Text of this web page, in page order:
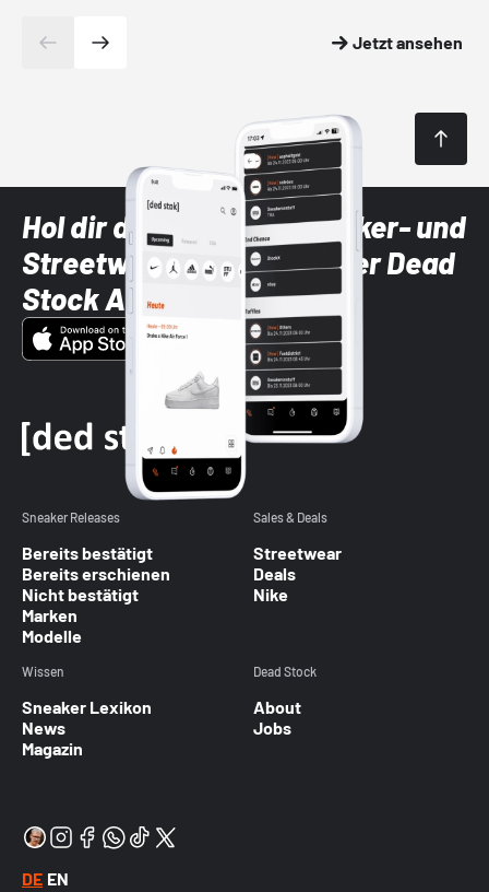
Jetzt ansehen
Hol dir die neuesten Sneaker- und
Streetwear-Brands mit der Dead
Stock App
Sneaker Releases
Bereits bestätigt
Bereits erschienen
Nicht bestätigt
Marken
Modelle
Sales & Deals
Streetwear
Deals
Nike
Wissen
Sneaker Lexikon
News
Magazin
Dead Stock
About
Jobs
DE EN